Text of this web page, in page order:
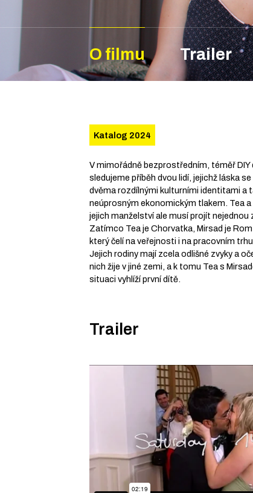
O filmu Trailer
Katalog 2024
V mimořádně bezprostředním, téměř
sledujeme příběh dvou lidí, jejichž láska
dvěma rozdílnými kulturními identitami a
neúprosným ekonomickým tlakem. Tea a
jejich manželství ale musí projít nejednou
Zatímco Tea je Chorvatka, Mirsad je
který čelí na veřejnosti i na pracovním
Jejich rodiny mají zcela odlišné zvyky a
nich žije v jiné zemi, a k tomu Tea s
situaci vyhlíží první dítě.
Trailer